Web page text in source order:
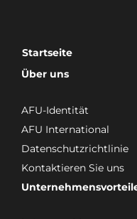
Startseite
Über uns
AFU-Identität
AFU International
Datenschutzrichtlinie
Kontaktieren Sie uns